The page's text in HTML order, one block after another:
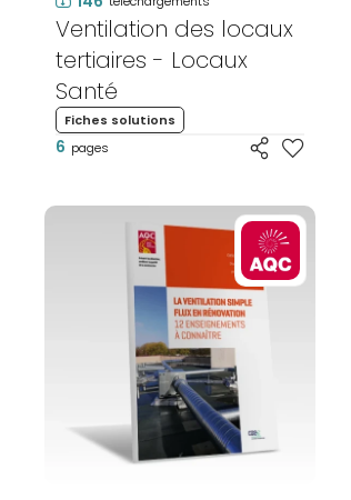
Ventilation des locaux
tertiaires - Locaux
Santé
Fiches solutions
6 pages